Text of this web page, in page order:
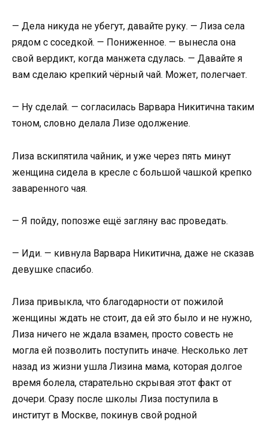
— Дела никуда не убегут, давайте руку. — Лиза села
рядом с соседкой. — Пониженное. — вынесла она
свой вердикт, когда манжета сдулась. — Давайте я
вам сделаю крепкий чёрный чай. Может, полегчает.
— Ну сделай. — согласилась Варвара Никитична таким
тоном, словно делала Лизе одолжение.
Лиза вскипятила чайник, и уже через пять минут
женщина сидела в кресле с большой чашкой крепко
заваренного чая.
— Я пойду, попозже ещё загляну вас проведать.
— Иди. — кивнула Варвара Никитична, даже не сказав
девушке спасибо.
Лиза привыкла, что благодарности от пожилой
женщины ждать не стоит, да ей это было и не нужно,
Лиза ничего не ждала взамен, просто совесть не
могла ей позволить поступить иначе. Несколько лет
назад из жизни ушла Лизина мама, которая долгое
время болела, старательно скрывая этот факт от
дочери. Сразу после школы Лиза поступила в
институт в Москве, покинув свой родной